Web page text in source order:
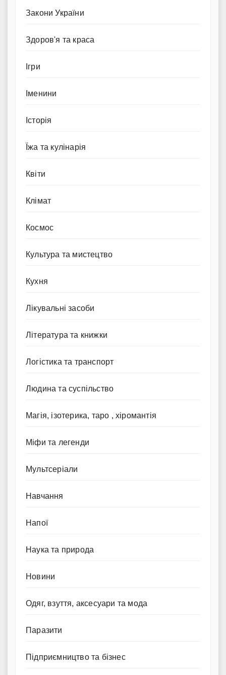
Закони України
Здоров'я та краса
Ігри
Іменини
Історія
Їжа та кулінарія
Квіти
Клімат
Космос
Культура та мистецтво
Кухня
Лікувальні засоби
Література та книжки
Логістика та транспорт
Людина та суспільство
Магія, ізотерика, таро , хіромантія
Міфи та легенди
Мультсеріали
Навчання
Напої
Наука та природа
Новини
Одяг, взуття, аксесуари та мода
Паразити
Підприємництво та бізнес